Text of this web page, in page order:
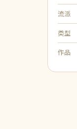
流派
类型
作品